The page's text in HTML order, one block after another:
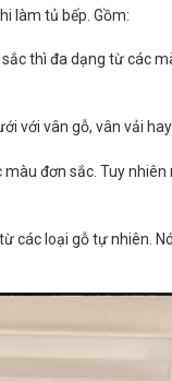
làm tủ bếp. Gồm:
thì đa dạng từ các
với vân gỗ, vân vải
đơn sắc. Tuy
loại gỗ tự nhiên.